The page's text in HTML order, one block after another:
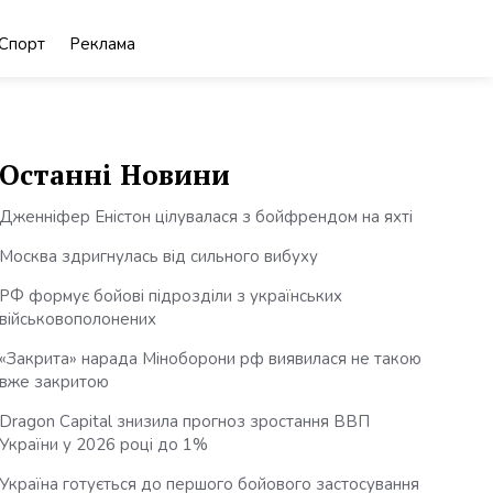
Реклама
Останні Новини
Дженніфер Еністон цілувалася з бойфрендом на яхті
Москва здригнулась від сильного вибуху
РФ формує бойові підрозділи з українських
військовополонених
«Закрита» нарада Міноборони рф виявилася не такою
вже закритою
Dragon Capital знизила прогноз зростання ВВП
України у 2026 році до 1%
Україна готується до першого бойового застосування